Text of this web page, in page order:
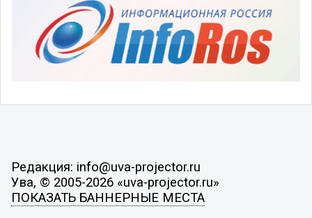
Редакция: info@uva-projector.ru
Ува, © 2005-2026 «uva-projector.ru»
ПОКАЗАТЬ БАННЕРНЫЕ МЕСТА